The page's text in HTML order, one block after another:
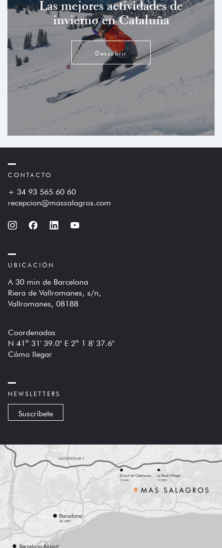
Las mejores actividades de
invierno en Cataluña
Descubrir
CONTACTO
+ 34 93 565 60 60
recepcion@massalagros.com
UBICACIÓN
A 30 min de Barcelona
Riera de Vallromanes, s/n,
Vallromanes, 08188
Coordenadas
N 41º 31' 39.0" E 2º 1 8' 37.6"
Cómo llegar
NEWSLETTERS
Suscríbete